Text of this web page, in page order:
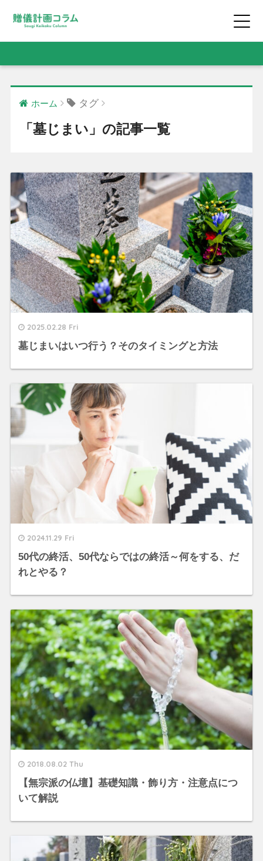
ホーム タグ
「墓じまい」の記事一覧
2025.02.28 Fri
墓じまいはいつ行う？そのタイミングと方法
2024.11.29 Fri
50代の終活、50代ならではの終活～何をする、だ
れとやる？
2018.08.02 Thu
【無宗派の仏壇】基礎知識・飾り方・注意点につ
いて解説